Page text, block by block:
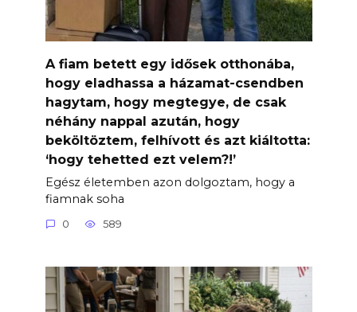
A fiam betett egy idősek otthonába,
hogy eladhassa a házamat-csendben
hagytam, hogy megtegye, de csak
néhány nappal azután, hogy
beköltöztem, felhívott és azt kiáltotta:
‘hogy tehetted ezt velem?!’
Egész életemben azon dolgoztam, hogy a
fiamnak soha
0 589